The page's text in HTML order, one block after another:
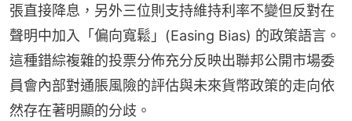
張直接降息，另外三位則支持維持利率不變但反對在
聲明中加入「偏向寬鬆」(Easing Bias) 的政策語言。
這種錯綜複雜的投票分佈充分反映出聯邦公開市場委
員會內部對通脹風險的評估與未來貨幣政策的走向依
然存在著明顯的分歧。